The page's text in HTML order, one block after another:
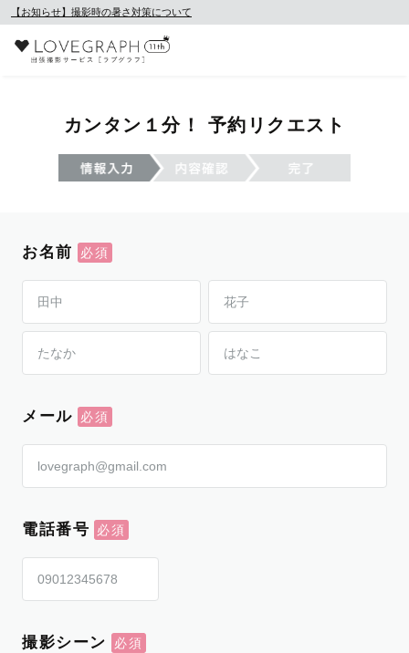
【お知らせ】撮影時の暑さ対策について
カンタン１分！ 予約リクエスト
お名前
メール
電話番号
撮影シーン